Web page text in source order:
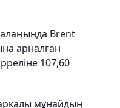
Brent
арналған
107,60
мұнайдың